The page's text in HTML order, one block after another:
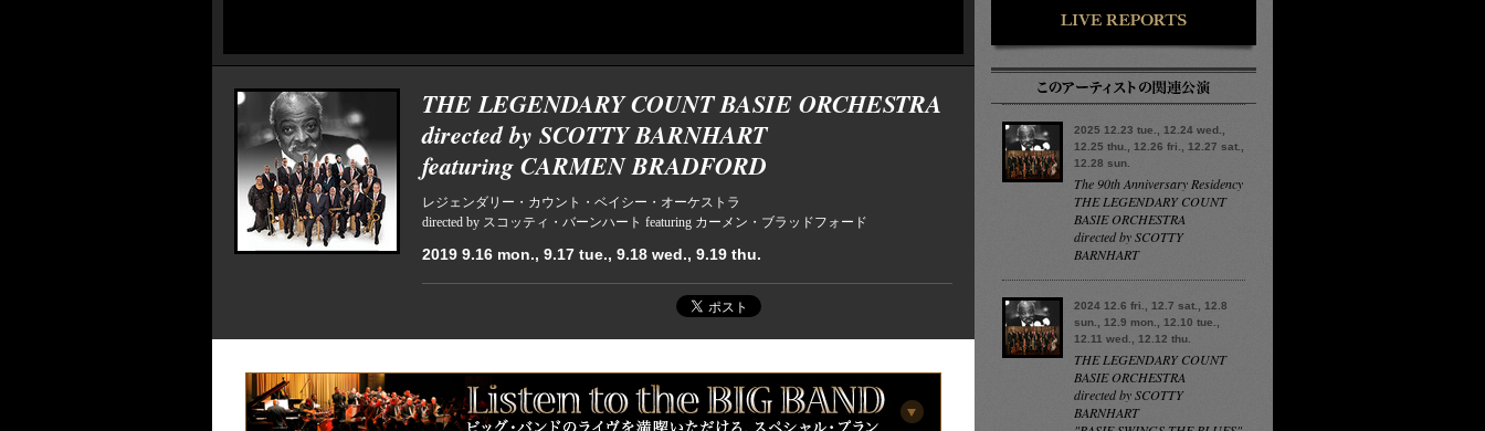
THE LEGENDARY COUNT BASIE ORCHESTRA
directed by SCOTTY BARNHART
featuring CARMEN BRADFORD
レジェンダリー・カウント・ベイシー・オーケストラ
directed by スコッティ・バーンハート featuring カーメン・ブラッドフォード
2019 9.16 mon., 9.17 tue., 9.18 wed., 9.19 thu.
2025 12.23 tue., 12.24 wed.,
12.25 thu., 12.26 fri., 12.27 sat.,
12.28 sun.
The 90th Anniversary Residency
THE LEGENDARY COUNT
BASIE ORCHESTRA
directed by SCOTTY
BARNHART
2024 12.6 fri., 12.7 sat., 12.8
sun., 12.9 mon., 12.10 tue.,
12.11 wed., 12.12 thu.
THE LEGENDARY COUNT
BASIE ORCHESTRA
directed by SCOTTY
BARNHART